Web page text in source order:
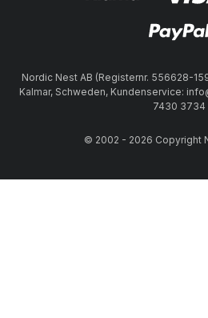
Nordic Nest AB (Registernr. 556628-
Kalmar, Schweden, Kundenservice:
7430 3734
© 2002 - 2026 Copyright